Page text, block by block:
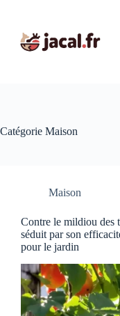
contenu
Catégorie Maison
Maison
Contre le mildiou des
séduit par son
pour le jardin